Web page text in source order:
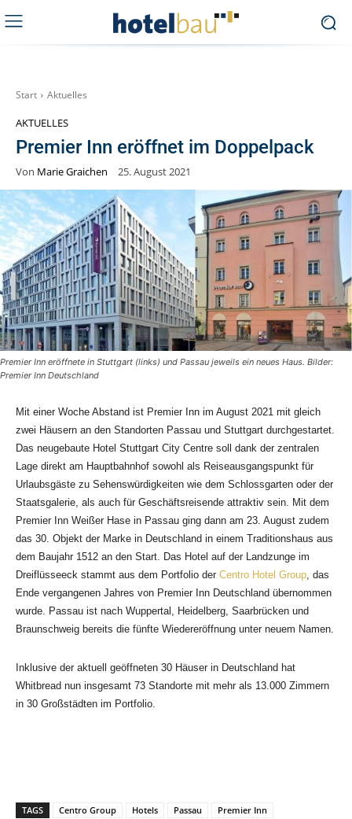
Start Aktuelles
AKTUELLES
Premier Inn eröffnet im Doppelpack
Von Marie Graichen 25. August 2021
Premier Inn eröffnete in Stuttgart (links) und Passau jeweils ein neues Haus. Bilder:
Premier Inn Deutschland
Mit einer Woche Abstand ist Premier Inn im August 2021 mit gleich
zwei Häusern an den Standorten Passau und Stuttgart durchgestartet.
Das neugebaute Hotel Stuttgart City Centre soll dank der zentralen
Lage direkt am Hauptbahnhof sowohl als Reiseausgangspunkt für
Urlaubsgäste zu Sehenswürdigkeiten wie dem Schlossgarten oder der
Staatsgalerie, als auch für Geschäftsreisende attraktiv sein. Mit dem
Premier Inn Weißer Hase in Passau ging dann am 23. August zudem
das 30. Objekt der Marke in Deutschland in einem Traditionshaus aus
dem Baujahr 1512 an den Start. Das Hotel auf der Landzunge im
Dreiflüsseeck stammt aus dem Portfolio der Centro Hotel Group, das
Ende vergangenen Jahres von Premier Inn Deutschland übernommen
wurde. Passau ist nach Wuppertal, Heidelberg, Saarbrücken und
Braunschweig bereits die fünfte Wiedereröffnung unter neuem Namen.
Inklusive der aktuell geöffneten 30 Häuser in Deutschland hat
Whitbread nun insgesamt 73 Standorte mit mehr als 13.000 Zimmern
in 30 Großstädten im Portfolio.
TAGS Centro Group Hotels Passau
Premier Inn